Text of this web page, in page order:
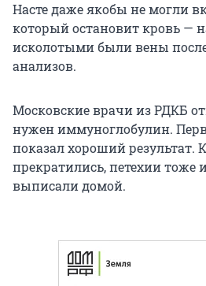
Насте даже якобы не могли
который остановит кровь —
исколотыми были вены
анализов.
Московские врачи из РДКБ
нужен иммуноглобулин.
показал хороший результат.
прекратились, петехии тоже
выписали домой.